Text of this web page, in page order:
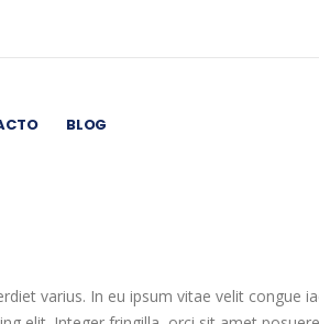
BLOG
varius. In eu ipsum vitae velit congue